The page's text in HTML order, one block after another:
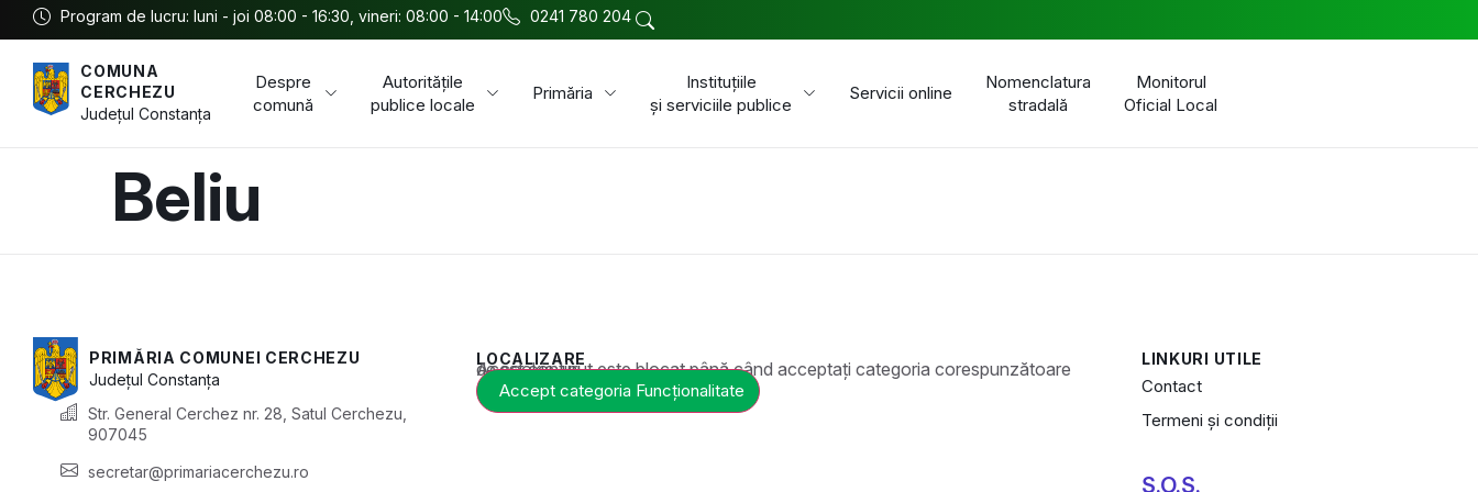
Program de lucru: luni - joi 08:00 - 16:30, vineri: 08:00 - 14:00 0241 780 204
COMUNA
CERCHEZU
JudețulConstanța
Despre
comună
Autoritățile
publice locale
Primăria
Instituțiile
și serviciile publice
Servicii online
Nomenclatura
stradală
Monitorul
Oficial Local
Beliu
PRIMĂRIA COMUNEI CERCHEZU
JudețulConstanța
Str. General Cerchez nr. 28, Satul Cerchezu,
907045
secretar@primariacerchezu.ro
LOCALIZARE
Acest conținut este blocat până când acceptați categoria corespunzătoare de cookie-uri.
Accept categoria Funcționalitate
LINKURI UTILE
Contact
Termeni și condiții
S.O.S.